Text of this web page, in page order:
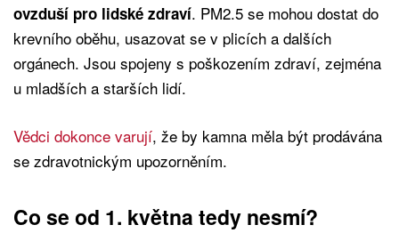
ovzduší pro lidské zdraví. PM2.5 se mohou dostat do
krevního oběhu, usazovat se v plicích a dalších
orgánech. Jsou spojeny s poškozením zdraví, zejména
u mladších a starších lidí.
Vědci dokonce varují, že by kamna měla být prodávána
se zdravotnickým upozorněním.
Co se od 1. května tedy nesmí?